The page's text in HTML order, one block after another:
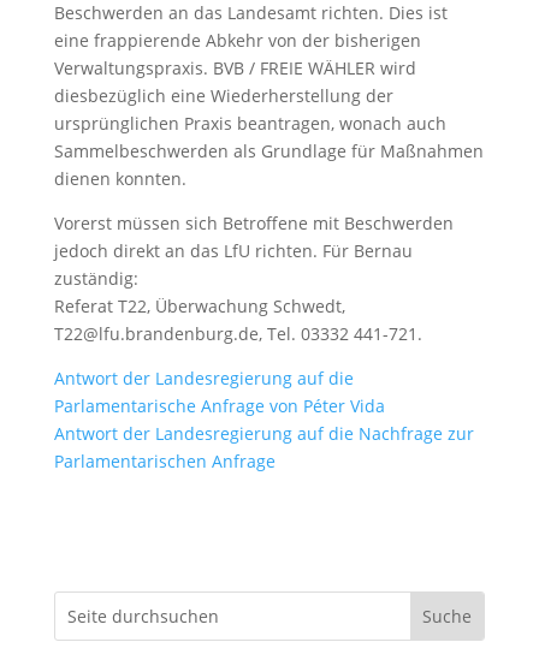
Beschwerden an das Landesamt richten. Dies ist
eine frappierende Abkehr von der bisherigen
Verwaltungspraxis. BVB / FREIE WÄHLER wird
diesbezüglich eine Wiederherstellung der
ursprünglichen Praxis beantragen, wonach auch
Sammelbeschwerden als Grundlage für Maßnahmen
dienen konnten.
Vorerst müssen sich Betroffene mit Beschwerden
jedoch direkt an das LfU richten. Für Bernau
zuständig:
Referat T22, Überwachung Schwedt,
T22@lfu.brandenburg.de, Tel. 03332 441-721.
Antwort der Landesregierung auf die
Parlamentarische Anfrage von Péter Vida
Antwort der Landesregierung auf die Nachfrage zur
Parlamentarischen Anfrage